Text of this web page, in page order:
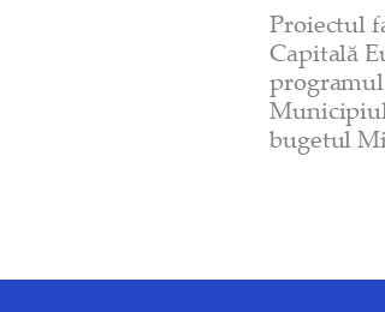
Proiectul
Capitală
bugetul